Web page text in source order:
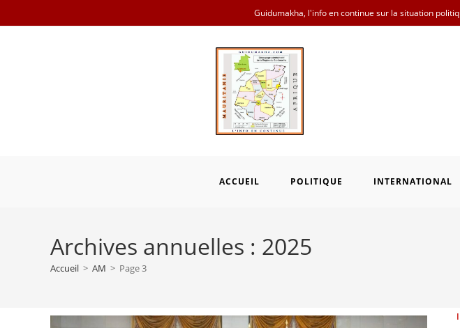
to
Guidumakha, l'info en continue sur la situation
ACCUEIL POLITIQUE INTERNATIONAL
Archives annuelles : 2025
Accueil > AM > Page 3